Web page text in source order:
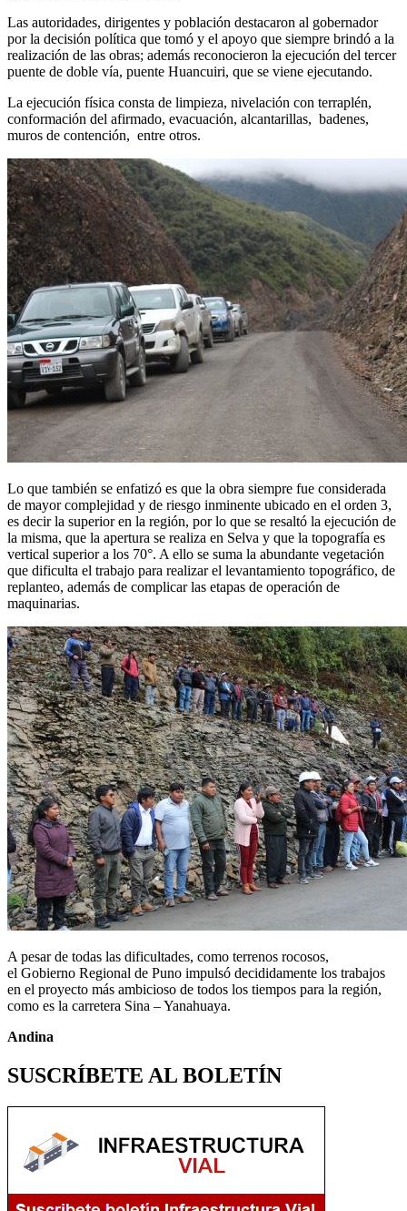
Las autoridades, dirigentes y población destacaron al gobernador
por la decisión política que tomó y el apoyo que siempre brindó a la
realización de las obras; además reconocieron la ejecución del tercer
puente de doble vía, puente Huancuiri, que se viene ejecutando.
La ejecución física consta de limpieza, nivelación con terraplén,
conformación del afirmado, evacuación, alcantarillas, badenes,
muros de contención, entre otros.
Lo que también se enfatizó es que la obra siempre fue considerada
de mayor complejidad y de riesgo inminente ubicado en el orden 3,
es decir la superior en la región, por lo que se resaltó la ejecución de
la misma, que la apertura se realiza en Selva y que la topografía es
vertical superior a los 70°. A ello se suma la abundante vegetación
que dificulta el trabajo para realizar el levantamiento topográfico, de
replanteo, además de complicar las etapas de operación de
maquinarias.
A pesar de todas las dificultades, como terrenos rocosos,
el Gobierno Regional de Puno impulsó decididamente los trabajos
en el proyecto más ambicioso de todos los tiempos para la región,
como es la carretera Sina – Yanahuaya.
Andina
SUSCRÍBETE AL BOLETÍN